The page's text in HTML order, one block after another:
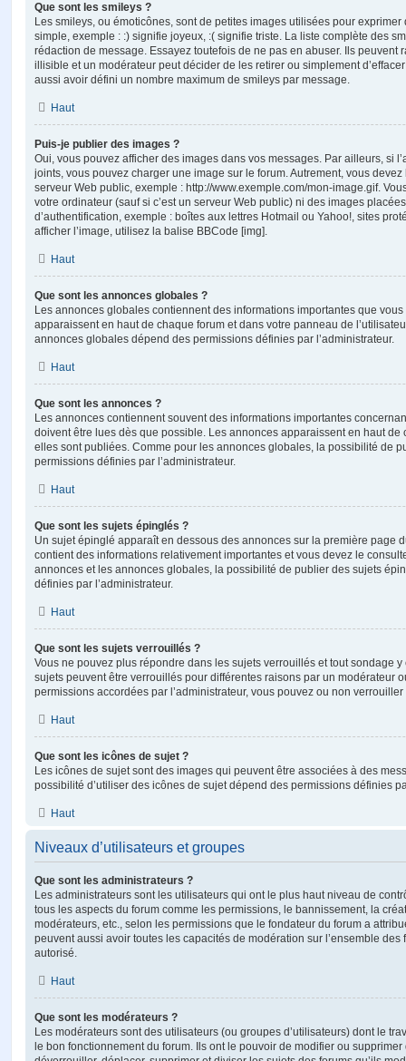
Que sont les smileys ?
Les smileys, ou émoticônes, sont de petites images utilisées pour
simple, exemple : :) signifie joyeux, :( signifie triste. La liste complète des
rédaction de message. Essayez toutefois de ne pas en abuser. Ils peuvent
illisible et un modérateur peut décider de les retirer ou simplement
aussi avoir défini un nombre maximum de smileys par message.
Haut
Puis-je publier des images ?
Oui, vous pouvez afficher des images dans vos messages. Par ailleurs, si
joints, vous pouvez charger une image sur le forum. Autrement, vous
serveur Web public, exemple : http://www.exemple.com/mon-image.gif.
votre ordinateur (sauf si c’est un serveur Web public) ni des images
d’authentification, exemple : boîtes aux lettres Hotmail ou Yahoo!, sites
afficher l’image, utilisez la balise BBCode [img].
Haut
Que sont les annonces globales ?
Les annonces globales contiennent des informations importantes que
apparaissent en haut de chaque forum et dans votre panneau de
annonces globales dépend des permissions définies par l’administrateur.
Haut
Que sont les annonces ?
Les annonces contiennent souvent des informations importantes
doivent être lues dès que possible. Les annonces apparaissent en haut
elles sont publiées. Comme pour les annonces globales, la possibilité de
permissions définies par l’administrateur.
Haut
Que sont les sujets épinglés ?
Un sujet épinglé apparaît en dessous des annonces sur la première page
contient des informations relativement importantes et vous devez le
annonces et les annonces globales, la possibilité de publier des sujets
définies par l’administrateur.
Haut
Que sont les sujets verrouillés ?
Vous ne pouvez plus répondre dans les sujets verrouillés et tout sondage
sujets peuvent être verrouillés pour différentes raisons par un modérateur
permissions accordées par l’administrateur, vous pouvez ou non
Haut
Que sont les icônes de sujet ?
Les icônes de sujet sont des images qui peuvent être associées à des
possibilité d’utiliser des icônes de sujet dépend des permissions définies
Haut
Niveaux d’utilisateurs et groupes
Que sont les administrateurs ?
Les administrateurs sont les utilisateurs qui ont le plus haut niveau de
tous les aspects du forum comme les permissions, le bannissement, la
modérateurs, etc., selon les permissions que le fondateur du forum a
peuvent aussi avoir toutes les capacités de modération sur l’ensemble
autorisé.
Haut
Que sont les modérateurs ?
Les modérateurs sont des utilisateurs (ou groupes d’utilisateurs) dont le
le bon fonctionnement du forum. Ils ont le pouvoir de modifier ou